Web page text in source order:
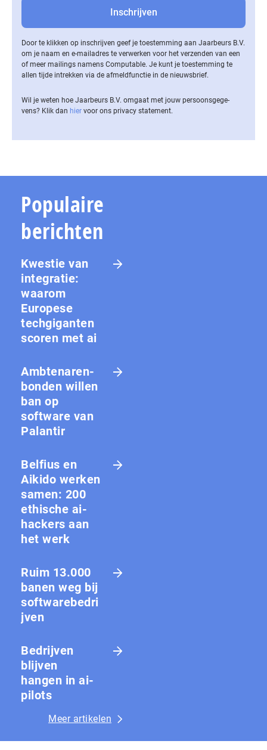
Door te klikken op inschrijven geef je toestemming aan Jaarbeurs B.V.
om je naam en e-mailadres te verwerken voor het verzenden van een
of meer mailings namens Computable. Je kunt je toestemming te
allen tijde intrekken via de af­meld­func­tie in de nieuwsbrief.
Wil je weten hoe Jaarbeurs B.V. omgaat met jouw per­soons­ge­ge­
vens? Klik dan hier voor ons privacy statement.
Populaire
berichten
Kwestie van
integratie:
waarom
Europese
techgiganten
scoren met ai
Amb­te­na­ren­
bon­den willen
ban op
software van
Palantir
Belfius en
Aikido werken
samen: 200
ethische ai-
hackers aan
het werk
Ruim 13.000
banen weg bij
softwarebedri
jven
Bedrijven
blijven
hangen in ai-
pilots
Meer artikelen